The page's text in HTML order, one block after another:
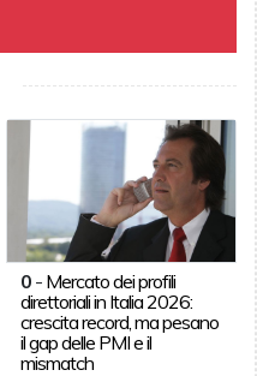
0 - Mercato dei profili
direttoriali in Italia 2026:
crescita record, ma pesano
il gap delle PMI e il
mismatch